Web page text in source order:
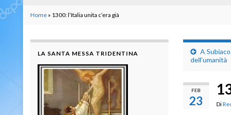
Home » 1300: l’Italia unita c’era già
A
dell’umanità
FEB
23 Di
LA SANTA MESSA TRIDENTINA